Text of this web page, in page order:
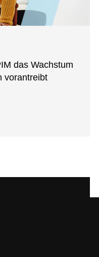
das Wachstum
vorantreibt